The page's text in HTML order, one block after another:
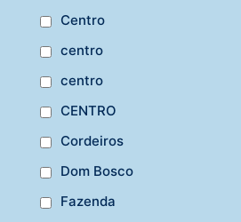
Centro
centro
centro
CENTRO
Cordeiros
Dom Bosco
Fazenda